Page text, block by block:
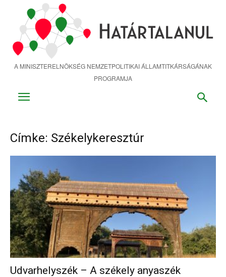
tartalomra
A MINISZTERELNÖKSÉG NEMZETPOLITIKAI ÁLLAMTITKÁRSÁGÁNAK
PROGRAMJA
Címke: Székelykeresztúr
Udvarhelyszék – A székely anyaszék